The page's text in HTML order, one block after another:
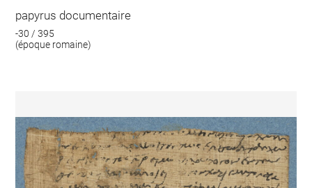
papyrus documentaire
-30 / 395
(époque romaine)